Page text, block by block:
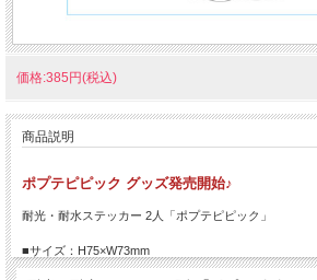
価格:385円(税込)
商品説明
ポプテピピック グッズ発売開始♪
耐光・耐水ステッカー 2人「ポプテピピック」
■サイズ：H75×W73mm